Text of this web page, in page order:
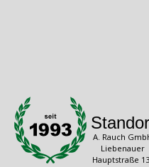
A. Rauch
Liebenauer
Hauptstraße